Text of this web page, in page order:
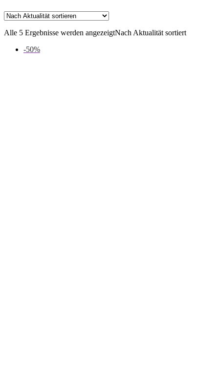
Alle 5 Ergebnisse werden angezeigtNach Aktualität sortiert
-50%